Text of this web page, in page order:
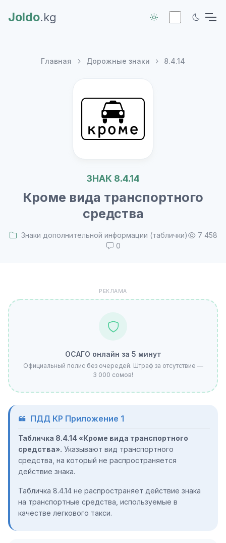
Joldo.kg
Главная Дорожные знаки 8.4.14
ЗНАК 8.4.14
Кроме вида транспортного
средства
Знаки дополнительной информации (таблички)
7 458
0
РЕКЛАМА
ОСАГО онлайн за 5 минут
Официальный полис без очередей. Штраф за отсутствие —
3 000 сомов!
ПДД КР Приложение 1
Табличка 8.4.14 «Кроме вида транспортного
средства». Указывают вид транспортного
средства, на который не распространяется
действие знака.
Табличка 8.4.14 не распространяет действие знака
на транспортные средства, используемые в
качестве легкового такси.